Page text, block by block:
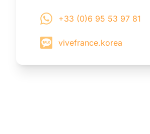
+33 (0)6 95 53 97 81
vivefrance.korea